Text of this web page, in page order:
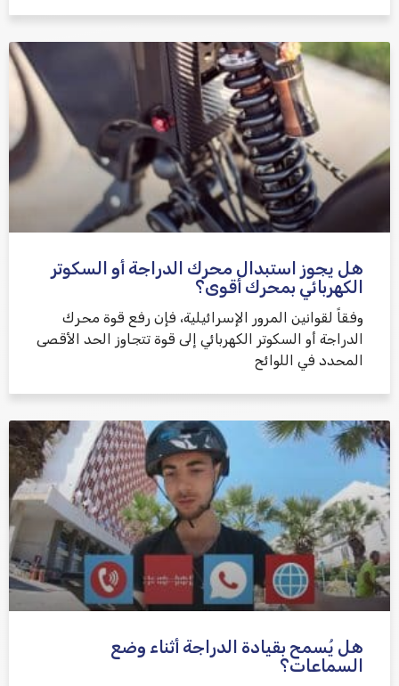
هل يجوز استبدال محرك الدراجة أو السكوتر
الكهربائي بمحرك أقوى؟
وفقاً لقوانين المرور الإسرائيلية، فإن رفع قوة محرك
الدراجة أو السكوتر الكهربائي إلى قوة تتجاوز الحد الأقصى
المحدد في اللوائح
هل يُسمح بقيادة الدراجة أثناء وضع
السماعات؟